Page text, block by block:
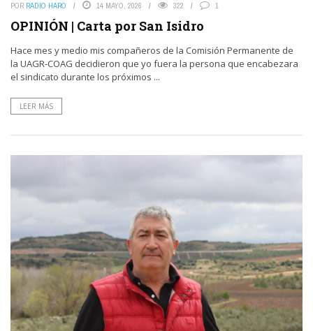
POR RADIO HARO 14 MAYO, 2026 322 1
OPINIÓN | Carta por San Isidro
Hace mes y medio mis compañeros de la Comisión Permanente de
la UAGR-COAG decidieron que yo fuera la persona que encabezara
el sindicato durante los próximos ...
LEER MÁS